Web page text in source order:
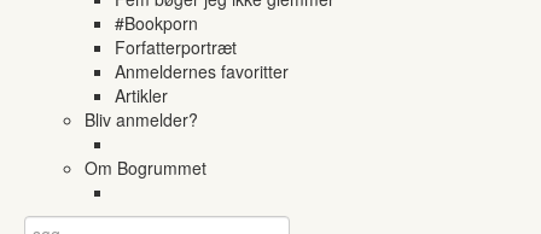
#Bookporn
Forfatterportræt
Anmeldernes favoritter
Artikler
Bliv anmelder?
Om Bogrummet